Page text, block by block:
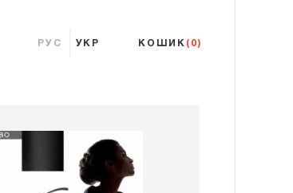
РУС УКР КОШИК (0)